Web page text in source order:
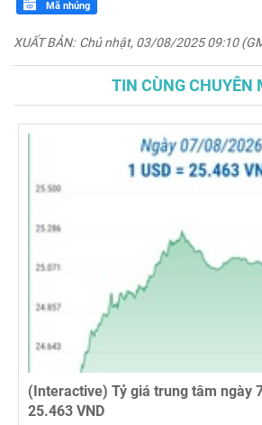
Mã nhúng
XUẤT BẢN: Chủ nhật, 03/08/2025 09:10
TIN CÙNG CHUYÊN
(Interactive) Tỷ giá trung tâm ngày
25.463 VND